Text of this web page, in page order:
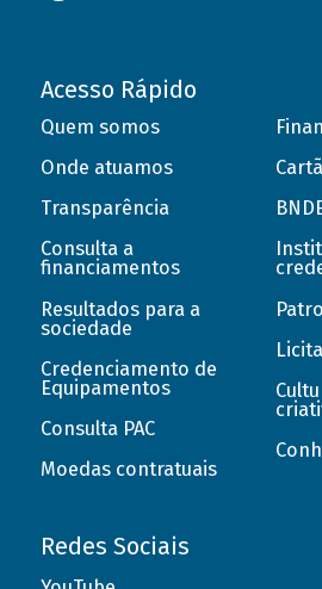
Acesso Rápido
Quem somos
Onde atuamos
Transparência
Consulta a
financiamentos
Resultados para a
sociedade
Credenciamento de
Equipamentos
Consulta PAC
Moedas contratuais
Redes Sociais